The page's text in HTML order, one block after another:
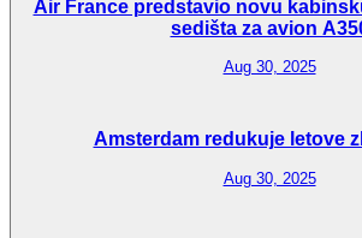
Air France predstavio novu
sedišta za avion
Aug 30, 2025
Amsterdam redukuje letove
Aug 30, 2025